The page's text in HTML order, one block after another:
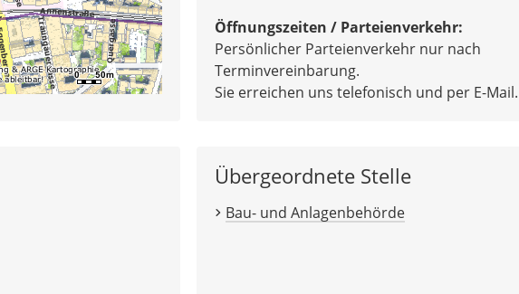
Öffnungszeiten / Parteienverkehr:
Persönlicher Parteienverkehr nur nach
Terminvereinbarung.
Sie erreichen uns telefonisch und per E-Mail.
Übergeordnete Stelle
Bau- und Anlagenbehörde